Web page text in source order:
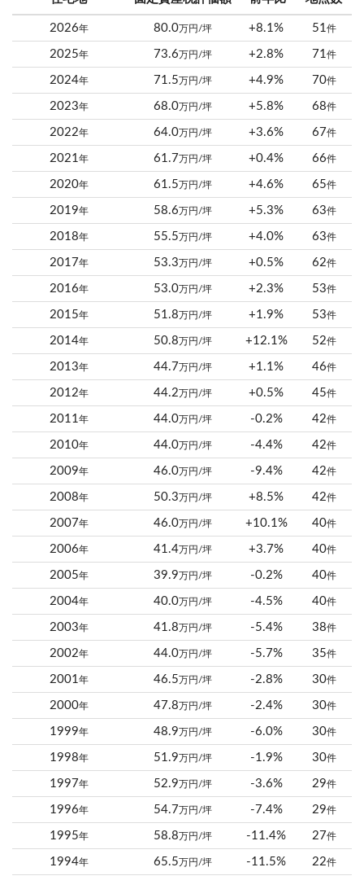
2026年 80.0万円/坪 +8.1% 51件
2025年 73.6万円/坪 +2.8% 71件
2024年 71.5万円/坪 +4.9% 70件
2023年 68.0万円/坪 +5.8% 68件
2022年 64.0万円/坪 +3.6% 67件
2021年 61.7万円/坪 +0.4% 66件
2020年 61.5万円/坪 +4.6% 65件
2019年 58.6万円/坪 +5.3% 63件
2018年 55.5万円/坪 +4.0% 63件
2017年 53.3万円/坪 +0.5% 62件
2016年 53.0万円/坪 +2.3% 53件
2015年 51.8万円/坪 +1.9% 53件
2014年 50.8万円/坪 +12.1% 52件
2013年 44.7万円/坪 +1.1% 46件
2012年 44.2万円/坪 +0.5% 45件
2011年 44.0万円/坪 -0.2% 42件
2010年 44.0万円/坪 -4.4% 42件
2009年 46.0万円/坪 -9.4% 42件
2008年 50.3万円/坪 +8.5% 42件
2007年 46.0万円/坪 +10.1% 40件
2006年 41.4万円/坪 +3.7% 40件
2005年 39.9万円/坪 -0.2% 40件
2004年 40.0万円/坪 -4.5% 40件
2003年 41.8万円/坪 -5.4% 38件
2002年 44.0万円/坪 -5.7% 35件
2001年 46.5万円/坪 -2.8% 30件
2000年 47.8万円/坪 -2.4% 30件
1999年 48.9万円/坪 -6.0% 30件
1998年 51.9万円/坪 -1.9% 30件
1997年 52.9万円/坪 -3.6% 29件
1996年 54.7万円/坪 -7.4% 29件
1995年 58.8万円/坪 -11.4% 27件
1994年 65.5万円/坪 -11.5% 22件